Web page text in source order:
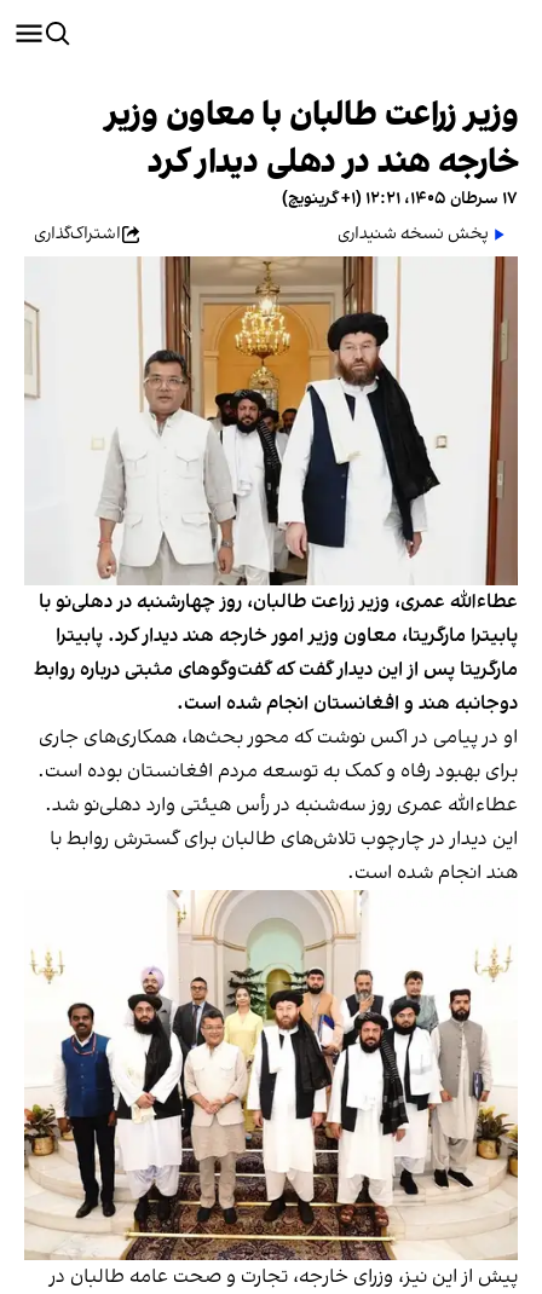
وزیر زراعت طالبان با معاون وزیر
خارجه هند در دهلی دیدار کرد
۱۷ سرطان ۱۴۰۵، ۱۲:۲۱ (‎+۱ گرینویچ)
پخش نسخه شنیداری
اشتراک‌گذاری
عطاءالله عمری، وزیر زراعت طالبان، روز چهارشنبه در دهلی‌نو با
پابیترا مارگریتا، معاون وزیر امور خارجه هند دیدار کرد. پابیترا
مارگریتا پس از این دیدار گفت که گفت‌وگوهای مثبتی درباره روابط
دوجانبه هند و افغانستان انجام شده است.
او در پیامی در اکس نوشت که محور بحث‌ها، همکاری‌های جاری
برای بهبود رفاه و کمک به توسعه مردم افغانستان بوده است.
عطاءالله عمری روز سه‌شنبه در رأس هیئتی وارد دهلی‌نو شد.
این دیدار در چارچوب تلاش‌های طالبان برای گسترش روابط با
هند انجام شده است.
پیش از این نیز، وزرای خارجه، تجارت و صحت عامه طالبان در